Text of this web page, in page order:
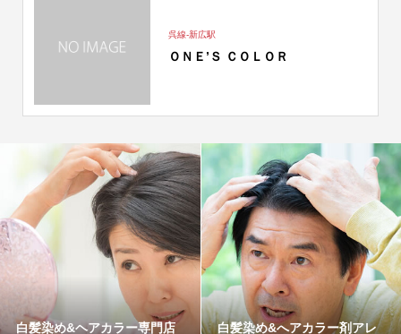
呉線-新広駅
ＯＮＥ’Ｓ ＣＯＬＯＲ
白髪染め&ヘアカラー専門店 白髪染め&へアカラー剤アレ